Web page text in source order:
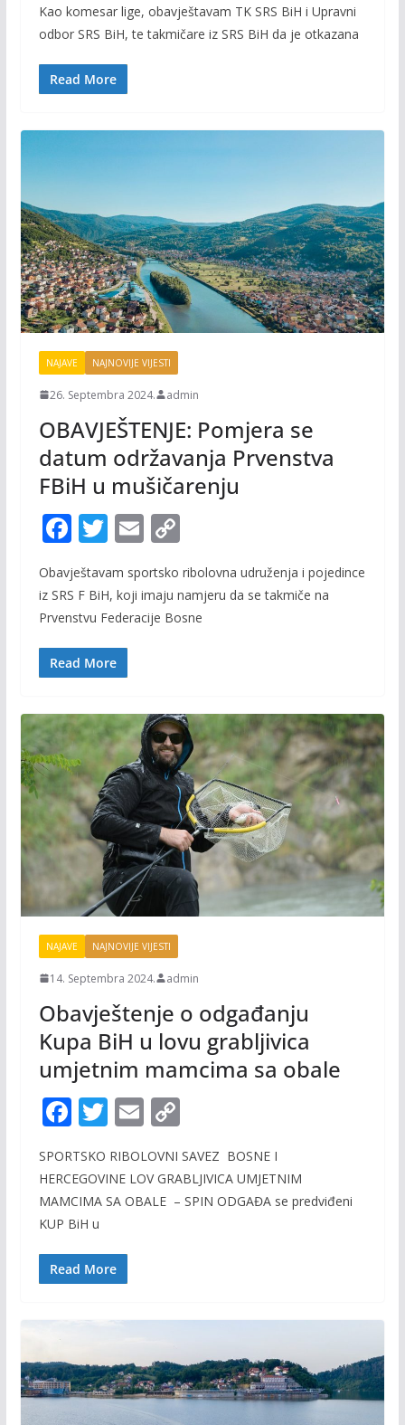
e
b
o
k
itt
er
ai p
k
Kao komesar lige, obavještavam TK SRS BiH i Upravni
odbor SRS BiH, te takmičare iz SRS BiH da je otkazana
Read More
NAJAVE NAJNOVIJE VIJESTI
26. Septembra 2024. admin
OBAVJEŠTENJE: Pomjera se
datum održavanja Prvenstva
FBiH u mušičarenju
F
ac
e
b
o
o
T
itt
er
E
m
ai
l
C
o
p
y
Obavještavam sportsko ribolovna udruženja i pojedince
iz SRS F BiH, koji imaju namjeru da se takmiče na
Prvenstvu Federacije Bosne
Read More
NAJAVE NAJNOVIJE VIJESTI
14. Septembra 2024. admin
Obavještenje o odgađanju
Kupa BiH u lovu grabljivica
umjetnim mamcima sa obale
F
e
b
o
o
k
T
itt
er
E
ai
l
C
p
y
SPORTSKO RIBOLOVNI SAVEZ BOSNE I
HERCEGOVINE LOV GRABLJIVICA UMJETNIM
MAMCIMA SA OBALE – SPIN ODGAĐA se predviđeni
KUP BiH u
Read More